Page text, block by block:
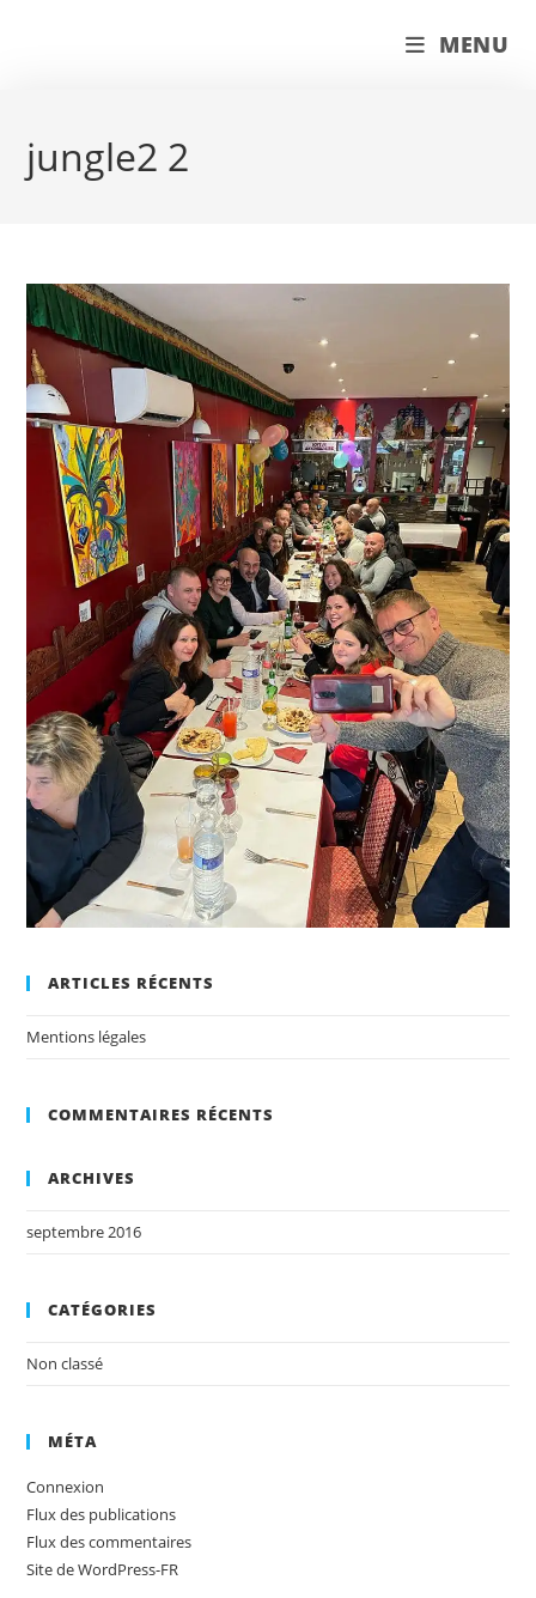
MENU
jungle2 2
ARTICLES RÉCENTS
Mentions légales
COMMENTAIRES RÉCENTS
ARCHIVES
septembre 2016
CATÉGORIES
Non classé
MÉTA
Connexion
Flux des publications
Flux des commentaires
Site de WordPress-FR